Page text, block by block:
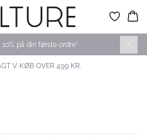
på din første ordre*
V. KØB OVER 499 KR.